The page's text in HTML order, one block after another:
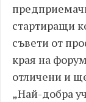
стартиращи
съвети от
края на
отличени и
„Най-добра